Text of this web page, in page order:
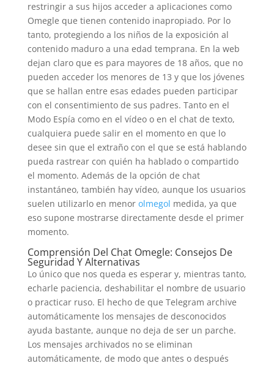
restringir a sus hijos acceder a aplicaciones como
Omegle que tienen contenido inapropiado. Por lo
tanto, protegiendo a los niños de la exposición al
contenido maduro a una edad temprana. En la web
dejan claro que es para mayores de 18 años, que no
pueden acceder los menores de 13 y que los jóvenes
que se hallan entre esas edades pueden participar
con el consentimiento de sus padres. Tanto en el
Modo Espía como en el vídeo o en el chat de texto,
cualquiera puede salir en el momento en que lo
desee sin que el extraño con el que se está hablando
pueda rastrear con quién ha hablado o compartido
el momento. Además de la opción de chat
instantáneo, también hay vídeo, aunque los usuarios
suelen utilizarlo en menor olmegol medida, ya que
eso supone mostrarse directamente desde el primer
momento.
Comprensión Del Chat Omegle: Consejos De
Seguridad Y Alternativas
Lo único que nos queda es esperar y, mientras tanto,
echarle paciencia, deshabilitar el nombre de usuario
o practicar ruso. El hecho de que Telegram archive
automáticamente los mensajes de desconocidos
ayuda bastante, aunque no deja de ser un parche.
Los mensajes archivados no se eliminan
automáticamente, de modo que antes o después